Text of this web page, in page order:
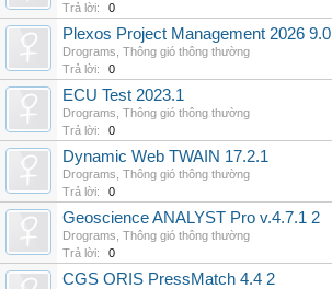
Trả lời:
0
Plexos Project Management 2026 9.0
Drograms Thông gió thông thường
Trả lời:
0
ECU Test 2023.1
Drograms Thông gió thông thường
Trả lời:
0
Dynamic Web TWAIN 17.2.1
Drograms Thông gió thông thường
Trả lời:
0
Geoscience ANALYST Pro v.4.7.1 2
Drograms Thông gió thông thường
Trả lời:
0
CGS ORIS PressMatch 4.4 2